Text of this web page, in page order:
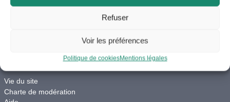
Refuser
Voir les préférences
Politique de cookiesMentions légales
Vie du site
Charte de modération